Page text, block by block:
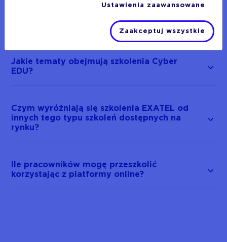
Jakie warianty usługi mogę zamówić?
Jakie tematy obejmują szkolenia Cyber
EDU?
Czym wyróżniają się szkolenia EXATEL od
innych tego typu szkoleń dostępnych na
rynku?
Ile pracowników mogę przeszkolić
korzystając z platformy online?
Ustawienia zaawansowane
Zaakceptuj wszystkie